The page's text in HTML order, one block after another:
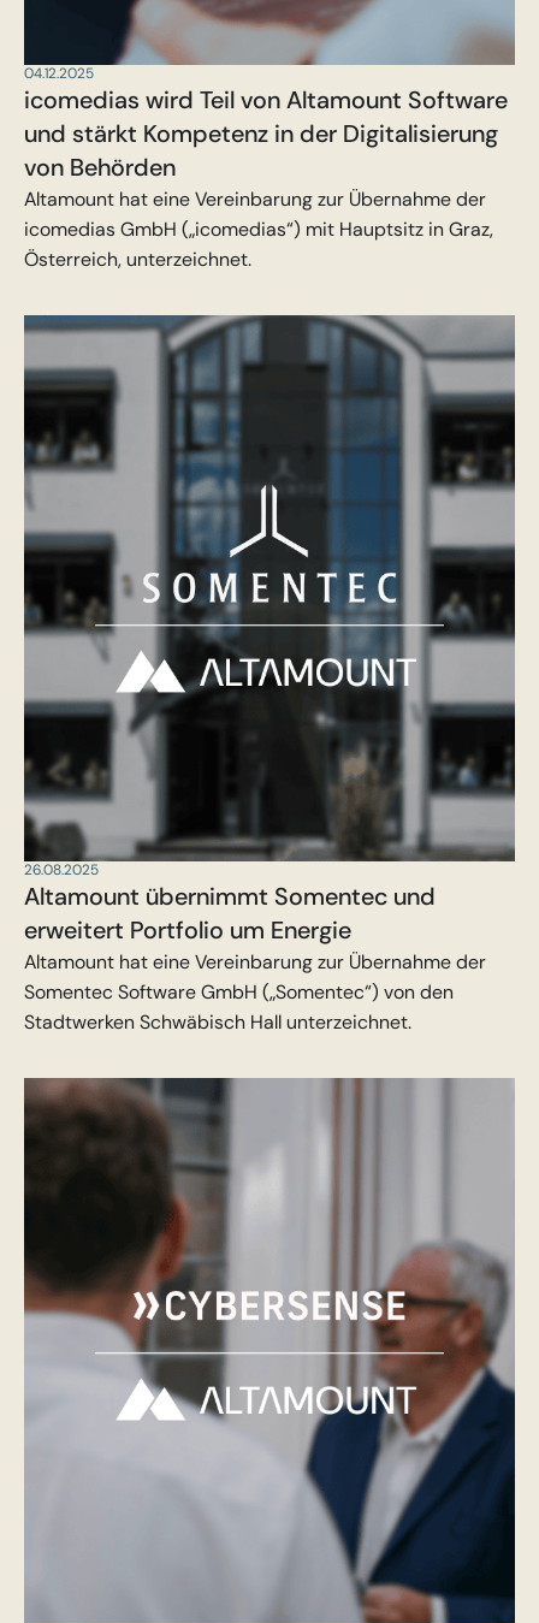
04.12.2025
icomedias wird Teil von Altamount Software
und stärkt Kompetenz in der Digitalisierung
von Behörden
Altamount hat eine Vereinbarung zur Übernahme der
icomedias GmbH („icomedias“) mit Hauptsitz in Graz,
Österreich, unterzeichnet.
26.08.2025
Altamount übernimmt Somentec und
erweitert Portfolio um Energie
Altamount hat eine Vereinbarung zur Übernahme der
Somentec Software GmbH („Somentec“) von den
Stadtwerken Schwäbisch Hall unterzeichnet.